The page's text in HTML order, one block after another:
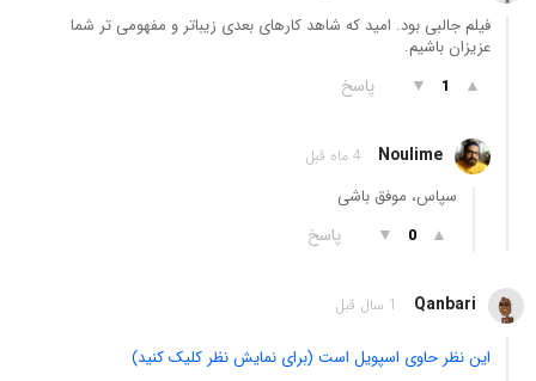
فیلم جالبی بود. امید که شاهد کارهای بعدی زیباتر و مفهومی تر شما
عزیزان باشیم.
▲
1
▼ پاسخ
Noulime 4 ماه قبل
سپاس، موفق باشی
▲
0
▼ پاسخ
Qanbari 1 سال قبل
این نظر حاوی اسپویل است (برای نمایش نظر کلیک کنید)